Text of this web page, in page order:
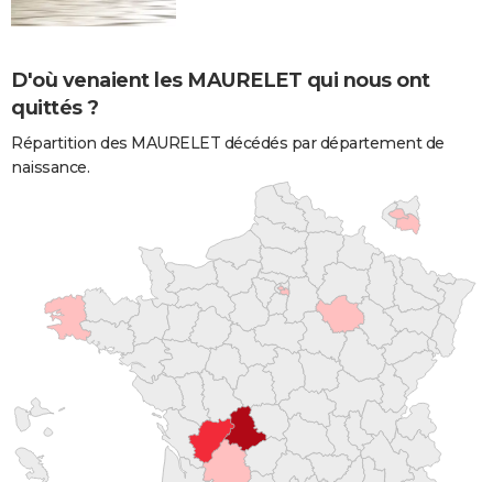
D'où venaient les MAURELET qui nous ont
quittés ?
Répartition des MAURELET décédés par département de
naissance.